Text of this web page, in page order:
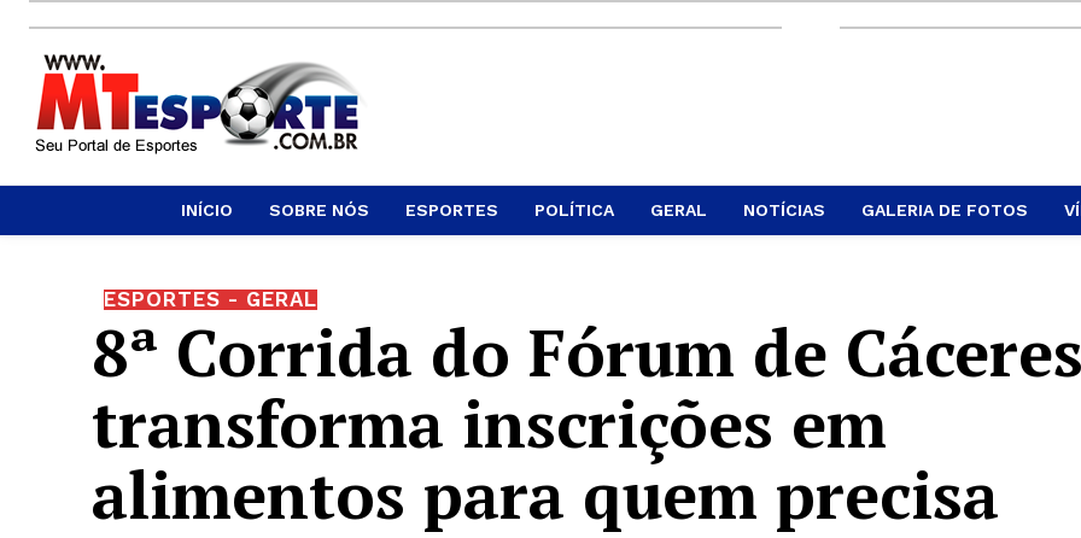
INÍCIO SOBRE NÓS ESPORTES POLÍTICA GERAL NOTÍCIAS GALERIA DE FOTOS
ESPORTES - GERAL
8ª Corrida do Fórum de Cáceres
transforma inscrições em
alimentos para quem precisa